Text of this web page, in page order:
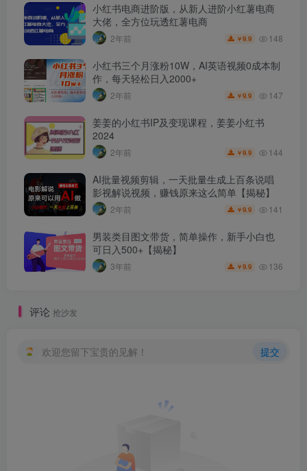
小红书电商进阶版，从新人进阶小红薯电商
大佬，全方位玩透红薯电商
2年前 ￥9.9 148
小红书三个月涨粉10W，AI英语视频0成本制
作，每天轻松日入2000+
2年前 ￥9.9 147
姜姜的小红书IP及变现课程，姜姜小红书
2024
2年前 ￥9.9 144
AI批量视频剪辑，一天批量生成上百条说唱
影视解说视频，赚钱原来这么简单【揭秘】
2年前 ￥9.9 141
男装类目图文带货，简单操作，新手小白也
可日入500+【揭秘】
3年前 ￥9.9 136
评论 抢沙发
欢迎您留下宝贵的见解！ 提交